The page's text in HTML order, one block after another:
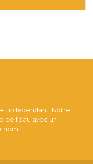
indépendant. Notre
de l'eau avec un
nom.